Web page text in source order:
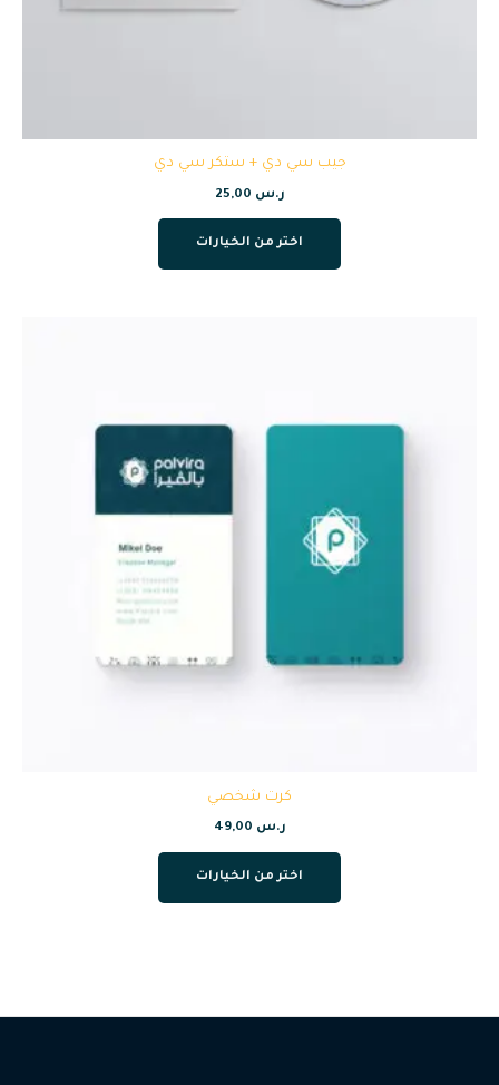
جيب سي دي + ستكر سي دي
ر.س
اختر من الخيارات
كرت شخصي
ر.س
اختر من الخيارات